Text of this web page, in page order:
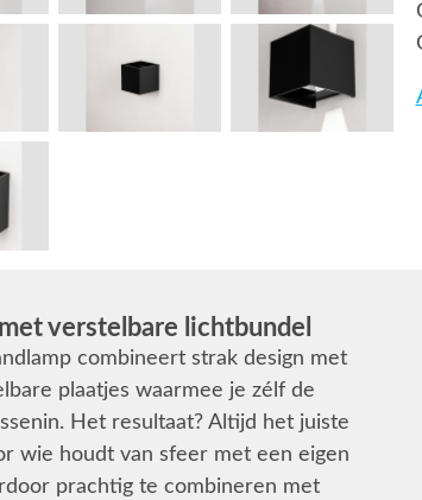
verstelbare lichtbundel
combineert strak design met
plaatjes waarmee je zélf de
Het resultaat? Altijd het juiste
wie houdt van sfeer met een eigen
prachtig te combineren met